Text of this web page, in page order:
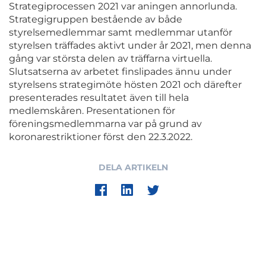
Strategiprocessen 2021 var aningen annorlunda.
Strategigruppen bestående av både
styrelsemedlemmar samt medlemmar utanför
styrelsen träffades aktivt under år 2021, men denna
gång var största delen av träffarna virtuella.
Slutsatserna av arbetet finslipades ännu under
styrelsens strategimöte hösten 2021 och därefter
presenterades resultatet även till hela
medlemskåren. Presentationen för
föreningsmedlemmarna var på grund av
koronarestriktioner först den 22.3.2022.
DELA ARTIKELN